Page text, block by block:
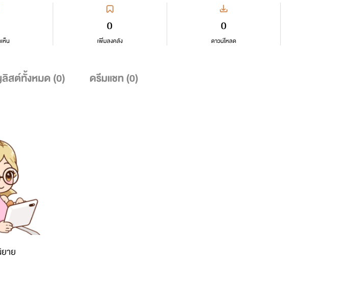
0
เพิ่มลงคลัง
0
ดาวน์โหลด
ห็น
สต์ทั้งหมด (0) ดรีมแชท (0)
าย